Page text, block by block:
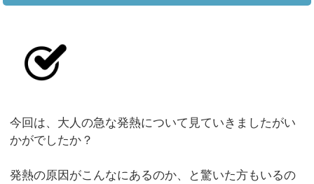
今回は、大人の急な発熱について見ていきましたがい
かがでしたか？
発熱の原因がこんなにあるのか、と驚いた方もいるの